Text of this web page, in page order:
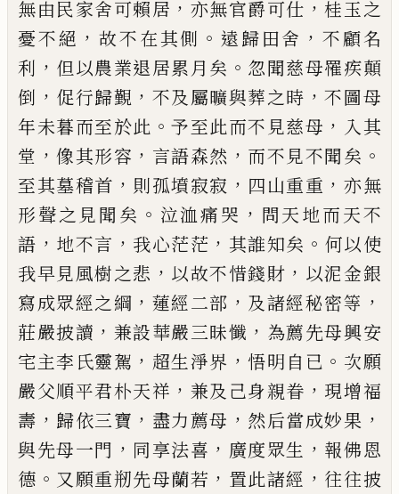
無由民家舍可賴居 ， 亦無官爵可仕 ，桂玉之
憂不絕 ，故不在其側 。 遠歸田舍 ， 不顧名
利 ， 但以農業退居累月矣 。 忽聞慈母罹疾顛
倒 ， 促行歸覲 ， 不及屬曠與葬之時 ，不圖母
年未暮而至於此 。予至此而不見慈母 ， 入其
堂 ，像其形容 ， 言語森然 ， 而不見不聞矣 。
至其墓稽首 ， 則孤墳寂寂 ， 四山重重 ， 亦無
形聲之見聞矣 。 泣洫痛哭 ， 問天地而天不
語 ， 地不言 ， 我心茫茫 ， 其誰知矣 。 何以使
我早見風樹之悲 ， 以故不惜錢財 ， 以泥金銀
寫成眾經之綱 ， 蓮經二部 ， 及諸經秘密等 ，
莊嚴披讀 ， 兼設華嚴三昧懺 ， 為薦先母興安
宅主李氏靈駕 ， 超生淨界 ，悟明自 已 。 次願
嚴父順平君朴天祥 ， 兼及 己身親眷 ， 現增福
壽 ， 歸依三寶 ， 盡力薦母 ， 然后當成妙果 ，
與先母一門 ， 同享法喜 ， 廣度眾生 ， 報佛恩
德 。 又願重剏先母蘭若 ， 置此諸經 ， 往往披